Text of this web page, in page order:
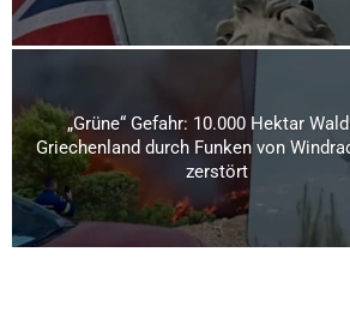
„Grüne“ Gefahr: 10.000 Hektar
Griechenland durch Funken von
zerstört